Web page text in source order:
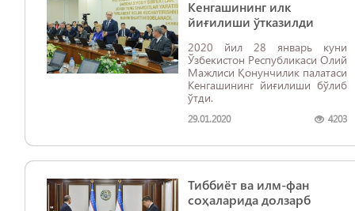
Кенгашининг илк
йиғилиши ўтказилди
2020 йил 28 январь куни
Ўзбекистон Республикаси Олий
Мажлиси Қонунчилик палатаси
Кенгашининг йиғилиши бўлиб
ўтди.
29.01.2020 4203
Тиббиёт ва илм-фан
соҳаларида долзарб